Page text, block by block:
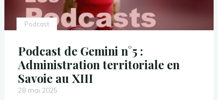
Podcast
Podcast de Gemini n°5 :
Administration territoriale en
Savoie au XIII
28 mai 2025